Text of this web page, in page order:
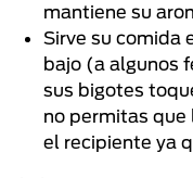
mantiene su
Sirve su comida
bajo (a algunos
sus bigotes
no permitas que
el recipiente ya